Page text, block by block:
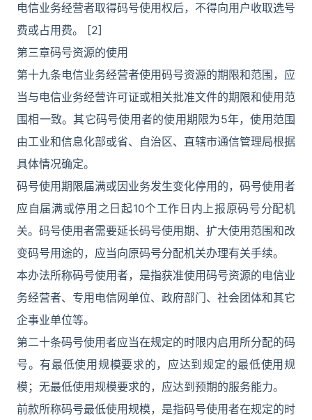
电信业务经营者取得码号使用权后，不得向用户收取选号
费或占用费。 [2]
第三章码号资源的使用
第十九条电信业务经营者使用码号资源的期限和范围，应
当与电信业务经营许可证或相关批准文件的期限和使用范
围相一致。其它码号使用者的使用期限为5年，使用范围
由工业和信息化部或省、自治区、直辖市通信管理局根据
具体情况确定。
码号使用期限届满或因业务发生变化停用的，码号使用者
应自届满或停用之日起10个工作日内上报原码号分配机
关。码号使用者需要延长码号使用期、扩大使用范围和改
变码号用途的，应当向原码号分配机关办理有关手续。
本办法所称码号使用者，是指获准使用码号资源的电信业
务经营者、专用电信网单位、政府部门、社会团体和其它
企事业单位等。
第二十条码号使用者应当在规定的时限内启用所分配的码
号。有最低使用规模要求的，应达到规定的最低使用规
模；无最低使用规模要求的，应达到预期的服务能力。
前款所称码号最低使用规模，是指码号使用者在规定的时